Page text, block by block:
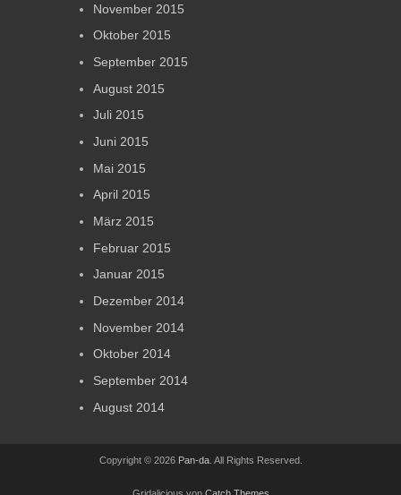
November 2015
Oktober 2015
September 2015
August 2015
Juli 2015
Juni 2015
Mai 2015
April 2015
März 2015
Februar 2015
Januar 2015
Dezember 2014
November 2014
Oktober 2014
September 2014
August 2014
Copyright © 2026 Pan-da. All Rights Reserved.